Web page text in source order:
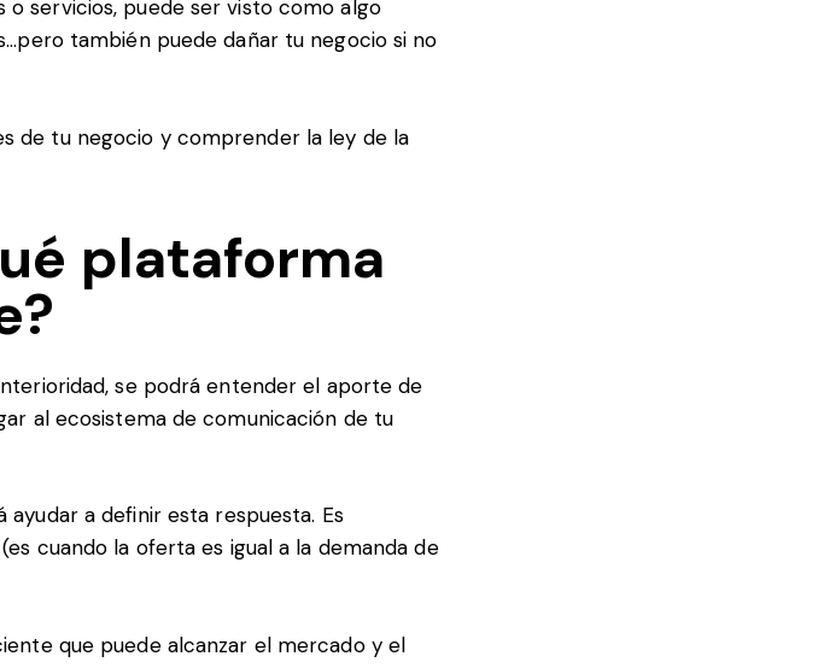
servicios, puede ser visto como algo
también puede dañar tu negocio si no
de tu negocio y comprender la ley de la
plataforma
se podrá entender el aporte de
al ecosistema de comunicación de tu
a definir esta respuesta. Es
cuando la oferta es igual a la demanda de
que puede alcanzar el mercado y el